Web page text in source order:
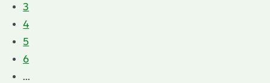
3
4
5
6
...